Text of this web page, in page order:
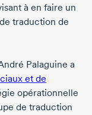
à en faire un
traduction de
Palaguine a
et de
opérationnelle
de traduction